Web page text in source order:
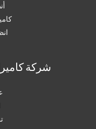
شركة